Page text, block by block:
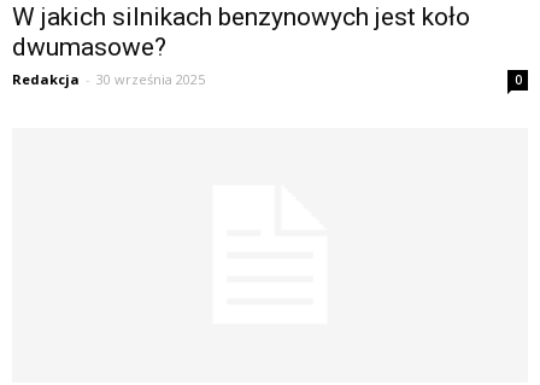
W jakich silnikach benzynowych jest koło
dwumasowe?
Redakcja - 30 września 2025 0